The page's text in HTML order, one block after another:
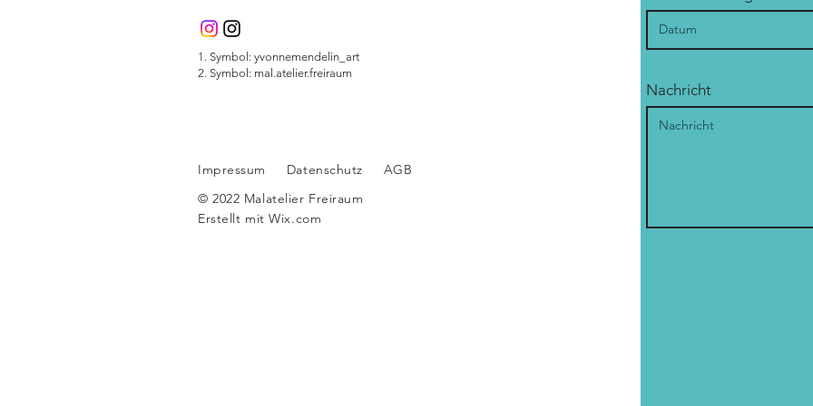
Impressum Datenschutz
AGB
© 2022 Malatelier Freiraum
Erstellt mitWix.com
Nachricht
1. Symbol: yvonnemendelin_art
2. Symbol: mal.atelier.freiraum